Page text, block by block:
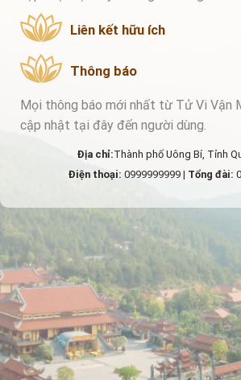
Liên kết hữu ích
Thông báo
Mọi thông báo mới nhất từ Tử Vi Vận
cập nhật tại đây đến người dùng.
Địa chỉ:Thành phố Uông Bí, Tỉnh
Điện thoại: 0999999999 | Tổng đài: